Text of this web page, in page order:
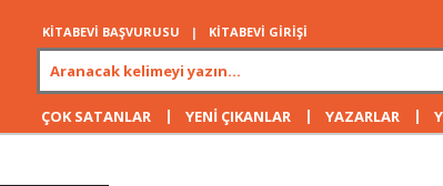
KİTABEVİ BAŞVURUSU | KİTABEVİ GİRİŞİ
ÇOK SATANLAR | YENİ ÇIKANLAR | YAZARLAR |